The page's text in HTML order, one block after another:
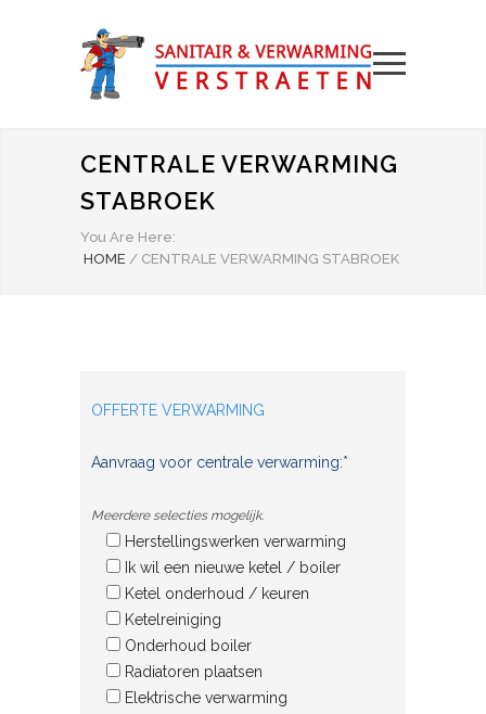
CENTRALE VERWARMING
STABROEK
You Are Here:
HOME / CENTRALE VERWARMING STABROEK
OFFERTE VERWARMING
Aanvraag voor centrale verwarming:*
Meerdere selecties mogelijk.
Herstellingswerken verwarming
Ik wil een nieuwe ketel / boiler
Ketel onderhoud / keuren
Ketelreiniging
Onderhoud boiler
Radiatoren plaatsen
Elektrische verwarming